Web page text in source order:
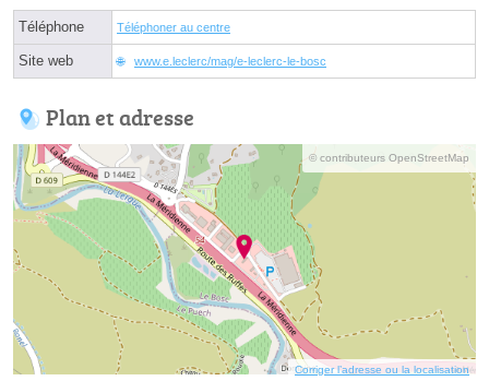
Téléphone Téléphoner au centre
Site web www.e.leclerc/mag/e-leclerc-le-bosc
Plan et adresse
© contributeurs OpenStreetMap
Corriger l’adresse ou la localisation